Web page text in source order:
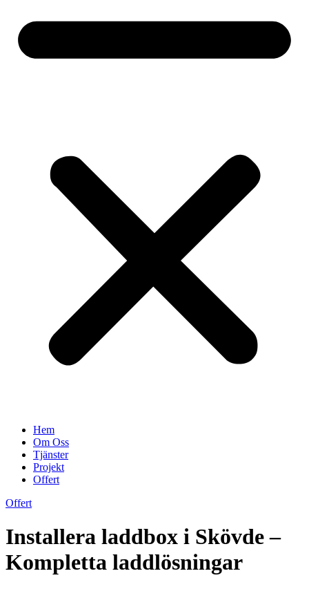
Hem
Om Oss
Tjänster
Projekt
Offert
Offert
Installera laddbox i Skövde –
Kompletta laddlösningar